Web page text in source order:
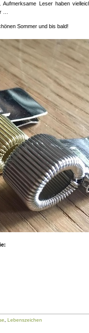
Leser haben
…
Sommer und bis bald!
Lebenszeichen